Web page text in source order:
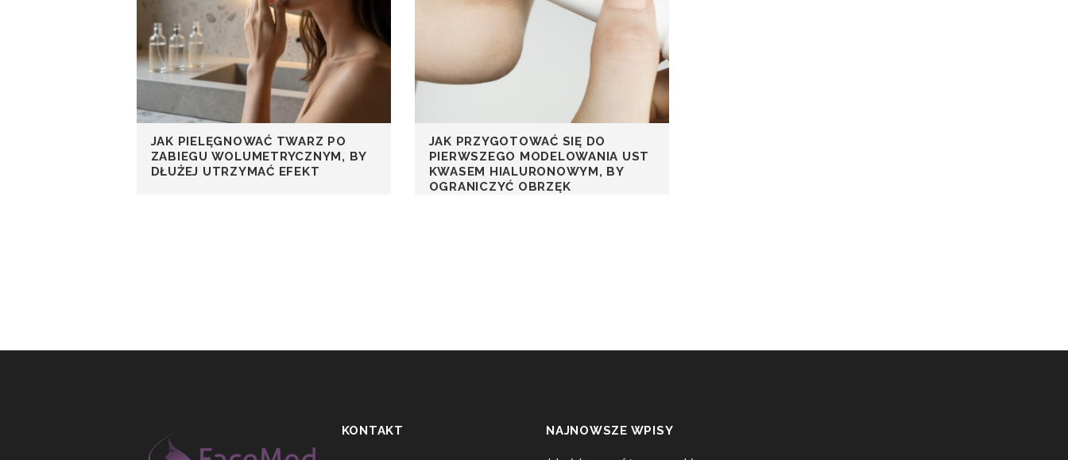
JAK PIELĘGNOWAĆ TWARZ PO
ZABIEGU WOLUMETRYCZNYM, BY
DŁUŻEJ UTRZYMAĆ EFEKT
JAK PRZYGOTOWAĆ SIĘ DO
PIERWSZEGO MODELOWANIA UST
KWASEM HIALURONOWYM, BY
OGRANICZYĆ OBRZĘK
KONTAKT NAJNOWSZE WPISY